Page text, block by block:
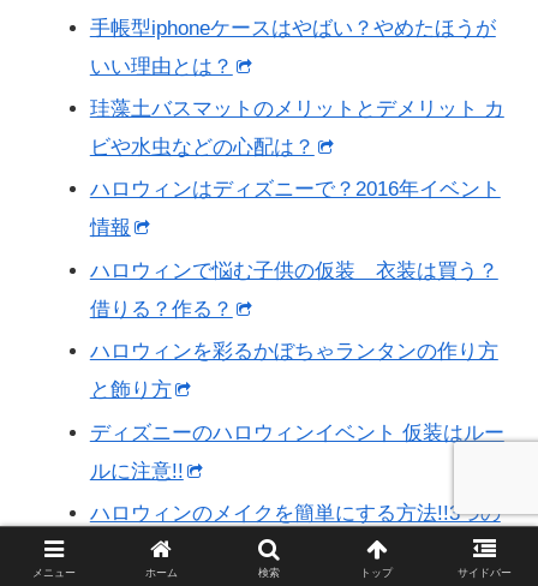
手帳型iphoneケースはやばい？やめたほうが
いい理由とは？
珪藻土バスマットのメリットとデメリット カ
ビや水虫などの心配は？
ハロウィンはディズニーで？2016年イベント
情報
ハロウィンで悩む子供の仮装 衣装は買う？
借りる？作る？
ハロウィンを彩るかぼちゃランタンの作り方
と飾り方
ディズニーのハロウィンイベント 仮装はルー
ルに注意!!
ハロウィンのメイクを簡単にする方法!!3つの
ポイントとは？
メニュー ホーム 検索 トップ サイドバー